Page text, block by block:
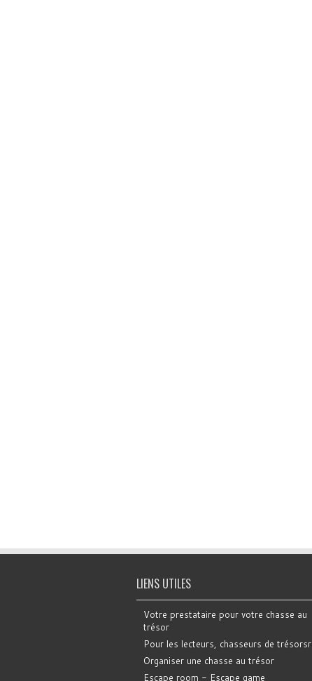
LIENS UTILES
Votre prestataire pour votre chasse au
trésor
Pour les lecteurs, chasseurs de trésorsr
Organiser une chasse au trésor
Escape room - Escape game